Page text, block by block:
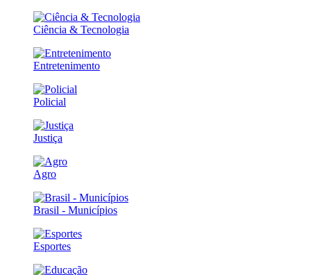
Ciência & Tecnologia
Entretenimento
Policial
Justiça
Agro
Brasil - Municípios
Esportes